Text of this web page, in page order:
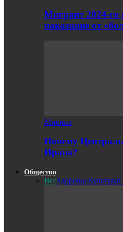
Мигрант 2024-го
наказание от
Мнение
Почему
Ирана?
Общество
ВсеЗдоровьеКультура